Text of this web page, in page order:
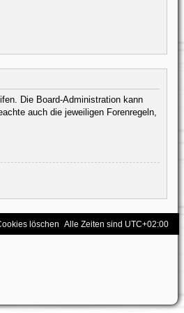
Die Board-Administration kann
auch die jeweiligen Forenregeln,
Alle Zeiten sind UTC+02:00
löschen